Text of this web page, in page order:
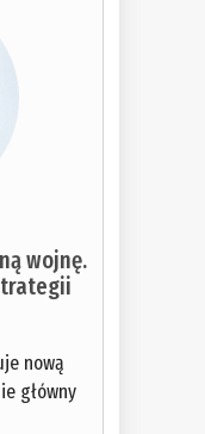
wojnę.
nową
główny